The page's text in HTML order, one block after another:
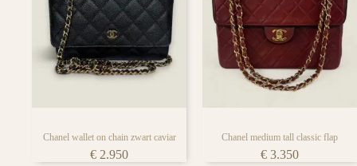
Chanel wallet on chain zwart caviar
€ 2.950
Chanel medium tall classic flap
€ 3.350